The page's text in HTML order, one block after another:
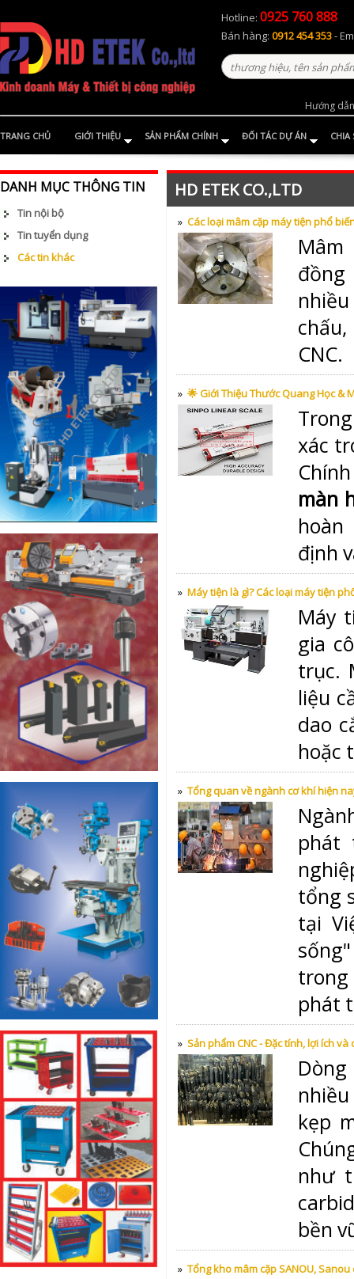
Hotline: 0925 760 888
Bán hàng: 0912 454 353-
Hướng
TRANG CHỦ GIỚI THIỆU SẢN PHẨM CHÍNH ĐỐI TÁC DỰ ÁN CHIA
DANH MỤC THÔNG TIN
Tin nội bộ
Tin tuyển dụng
Các tin khác
HD ETEK CO.,LTD
» Các loại mâm cặp máy tiện phổ
đồng
CNC.
» 🌟 Giới Thiệu Thước Quang Học &
xác
màn
định
» Máy tiện là gì? Các loại máy tiện
Máy
gia
trục.
liệu
dao
hoặc
» Tổng quan về ngành cơ khí hiện
phát
tổng
tại
phát
» Sản phẩm CNC - Đặc tính, lợi ích
kẹp
như
bền
» Tổng kho mâm cặp SANOU,